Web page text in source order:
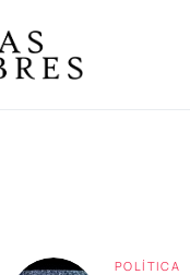
POLÍTICA